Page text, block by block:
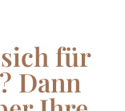
für
Dann